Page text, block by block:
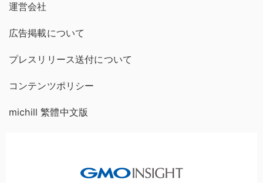
運営会社
広告掲載について
プレスリリース送付について
コンテンツポリシー
michill 繁體中文版